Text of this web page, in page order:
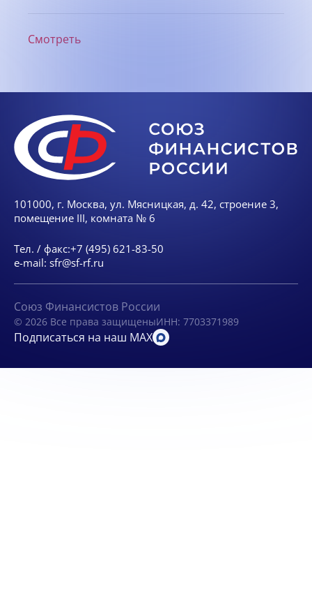
Смотреть
101000, г. Москва, ул. Мясницкая, д. 42, строение 3,
помещение III, комната № 6
Тел. / факс:+7 (495) 621-83-50
e-mail: sfr@sf-rf.ru
Союз Финансистов России
© 2026 Все права защищеныИНН: 7703371989
Подписаться на наш MAX